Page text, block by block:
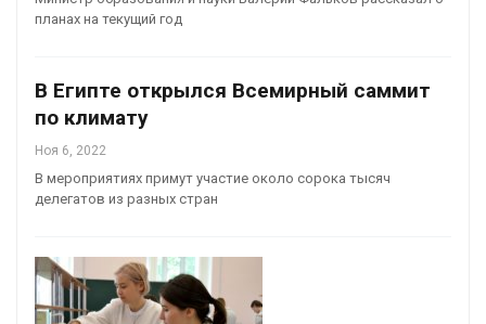
планах на текущий год
В Египте открылся Всемирный саммит
по климату
Ноя 6, 2022
В мероприятиях примут участие около сорока тысяч
делегатов из разных стран